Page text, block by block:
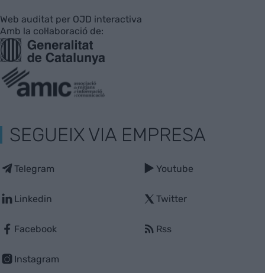
Web auditat per OJD interactiva
Amb la col·laboració de:
SEGUEIX VIA EMPRESA
Telegram
Linkedin
Facebook
Instagram
Youtube
Twitter
Rss